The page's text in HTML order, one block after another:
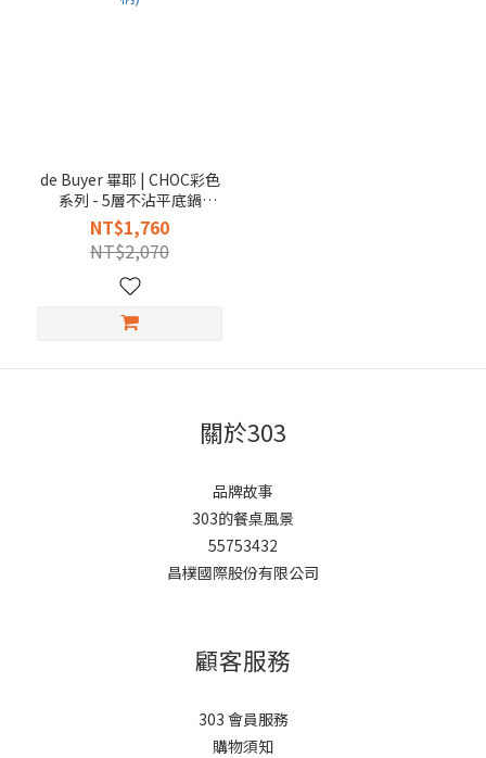
de Buyer 畢耶 | CHOC彩色
系列 - 5層不沾平底鍋
28cm(紅握柄)
NT$1,760
NT$2,070
關於303
品牌故事
303的餐桌風景
55753432
昌樸國際股份有限公司
顧客服務
303 會員服務
購物須知